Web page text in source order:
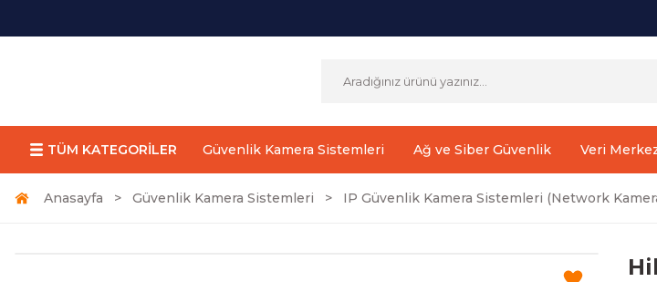
TÜM KATEGORİLER Güvenlik Kamera Sistemleri Ağ ve Siber Güvenlik Veri
Anasayfa Güvenlik Kamera Sistemleri IP Güvenlik Kamera Sistemleri (Network